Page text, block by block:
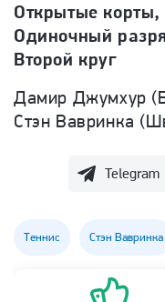
Открытые корты,
Одиночный
Второй круг
Дамир Джумхур
Стэн Вавринка
Telegram
Теннис Стэн Вавринка